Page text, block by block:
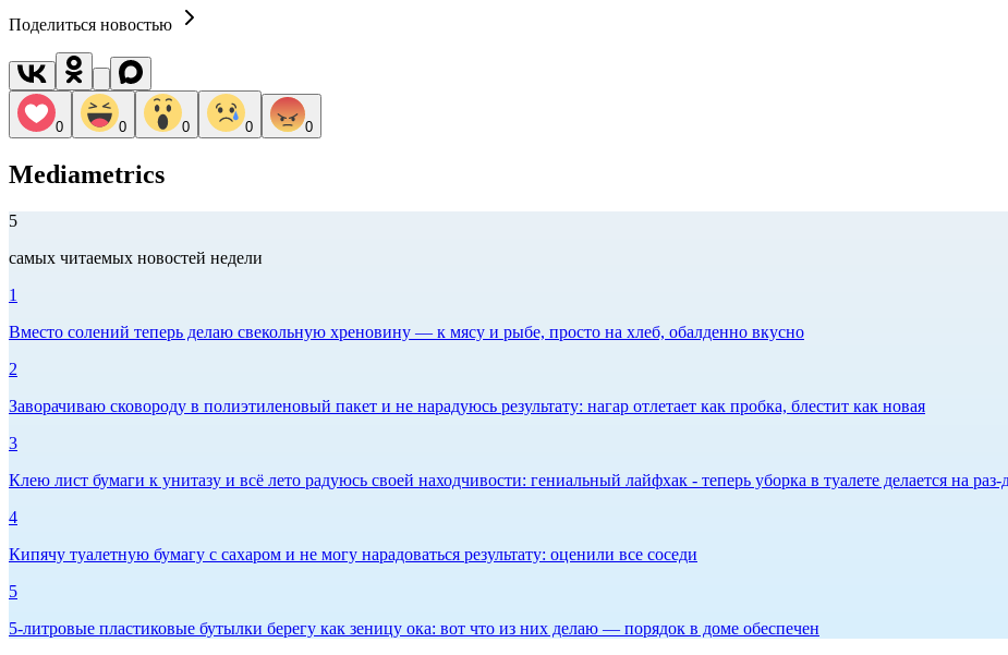
Поделиться новостью
0 0 0 0 0
Mediametrics
5
самых читаемых новостей недели
1
Вместо солений теперь делаю свекольную хреновину — к мясу и рыбе, просто на хлеб, обалденно вкусно
2
Заворачиваю сковороду в полиэтиленовый пакет и не нарадуюсь результату: нагар отлетает как пробка, блестит как новая
3
Клею лист бумаги к унитазу и всё лето радуюсь своей находчивости: гениальный лайфхак - теперь уборка в туалете делается на раз-
4
Кипячу туалетную бумагу с сахаром и не могу нарадоваться результату: оценили все соседи
5
5-литровые пластиковые бутылки берегу как зеницу ока: вот что из них делаю — порядок в доме обеспечен